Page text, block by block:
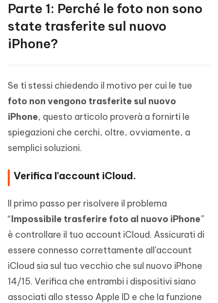
Parte 1: Perché le foto non sono
state trasferite sul nuovo
iPhone?
Se ti stessi chiedendo il motivo per cui le tue
foto non vengono trasferite sul nuovo
iPhone, questo articolo proverà a fornirti le
spiegazioni che cerchi, oltre, ovviamente, a
semplici soluzioni.
Verifica l'account iCloud.
Il primo passo per risolvere il problema
“Impossibile trasferire foto al nuovo iPhone”
è controllare il tuo account iCloud. Assicurati di
essere connesso correttamente all'account
iCloud sia sul tuo vecchio che sul nuovo iPhone
14/15. Verifica che entrambi i dispositivi siano
associati allo stesso Apple ID e che la funzione